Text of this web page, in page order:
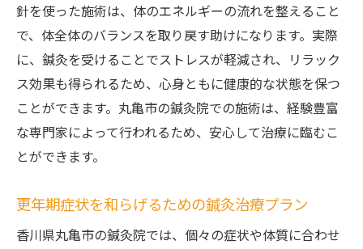
針を使った施術は、体のエネルギーの流れを整えること
で、体全体のバランスを取り戻す助けになります。実際
に、鍼灸を受けることでストレスが軽減され、リラック
ス効果も得られるため、心身ともに健康的な状態を保つ
ことができます。丸亀市の鍼灸院での施術は、経験豊富
な専門家によって行われるため、安心して治療に臨むこ
とができます。
更年期症状を和らげるための鍼灸治療プラン
香川県丸亀市の鍼灸院では、個々の症状や体質に合わせ